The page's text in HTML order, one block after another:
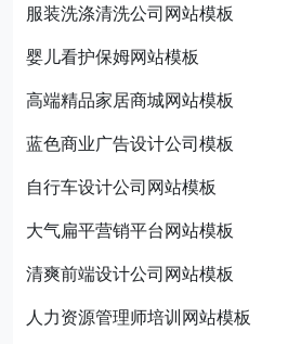
服装洗涤清洗公司网站模板
婴儿看护保姆网站模板
高端精品家居商城网站模板
蓝色商业广告设计公司模板
自行车设计公司网站模板
大气扁平营销平台网站模板
清爽前端设计公司网站模板
人力资源管理师培训网站模板